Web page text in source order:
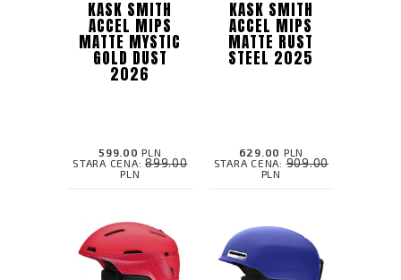
KASK SMITH
ACCEL MIPS
MATTE MYSTIC
GOLD DUST
2026
599.00 PLN
STARA CENA: 899.00
PLN
KASK SMITH
ACCEL MIPS
MATTE RUST
STEEL 2025
629.00 PLN
STARA CENA:909.00
PLN